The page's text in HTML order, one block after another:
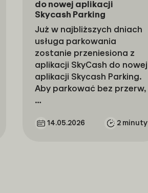
do nowej aplikacji
Skycash Parking
Już w najbliższych dniach
usługa parkowania
zostanie przeniesiona z
aplikacji SkyCash do nowej
aplikacji Skycash Parking.
Aby parkować bez przerw,
…
14.05.2026 2 minuty